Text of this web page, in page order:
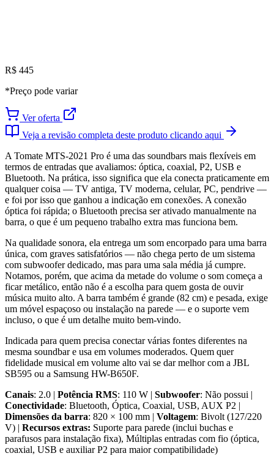
R$ 445
*Preço pode variar
Ver oferta
Veja a revisão completa deste produto clicando aqui
A Tomate MTS-2021 Pro é uma das soundbars mais flexíveis em
termos de entradas que avaliamos: óptica, coaxial, P2, USB e
Bluetooth. Na prática, isso significa que ela conecta praticamente em
qualquer coisa — TV antiga, TV moderna, celular, PC, pendrive —
e foi por isso que ganhou a indicação em conexões. A conexão
óptica foi rápida; o Bluetooth precisa ser ativado manualmente na
barra, o que é um pequeno trabalho extra mas funciona bem.
Na qualidade sonora, ela entrega um som encorpado para uma barra
única, com graves satisfatórios — não chega perto de um sistema
com subwoofer dedicado, mas para uma sala média já cumpre.
Notamos, porém, que acima da metade do volume o som começa a
ficar metálico, então não é a escolha para quem gosta de ouvir
música muito alto. A barra também é grande (82 cm) e pesada, exige
um móvel espaçoso ou instalação na parede — e o suporte vem
incluso, o que é um detalhe muito bem-vindo.
Indicada para quem precisa conectar várias fontes diferentes na
mesma soundbar e usa em volumes moderados. Quem quer
fidelidade musical em volume alto vai se dar melhor com a JBL
SB595 ou a Samsung HW-B650F.
Canais: 2.0 | Potência RMS: 110 W | Subwoofer: Não possui |
Conectividade: Bluetooth, Óptica, Coaxial, USB, AUX P2 |
Dimensões da barra: 820 × 100 mm | Voltagem: Bivolt (127/220
V) | Recursos extras: Suporte para parede (inclui buchas e
parafusos para instalação fixa), Múltiplas entradas com fio (óptica,
coaxial, USB e auxiliar P2 para maior compatibilidade)